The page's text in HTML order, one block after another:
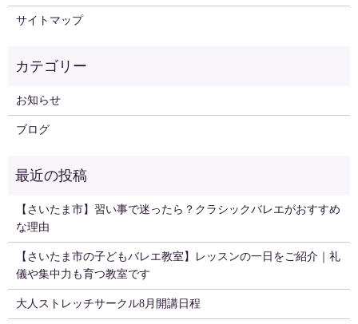
サイトマップ
お知らせ
ブログ
【さいたま市】習い事で迷ったら？クラシックバレエがおすすめ
な理由
【さいたま市の子どもバレエ教室】レッスンの一日をご紹介｜礼
儀や集中力も育つ教室です
大人ストレッチサークル8月開講日程